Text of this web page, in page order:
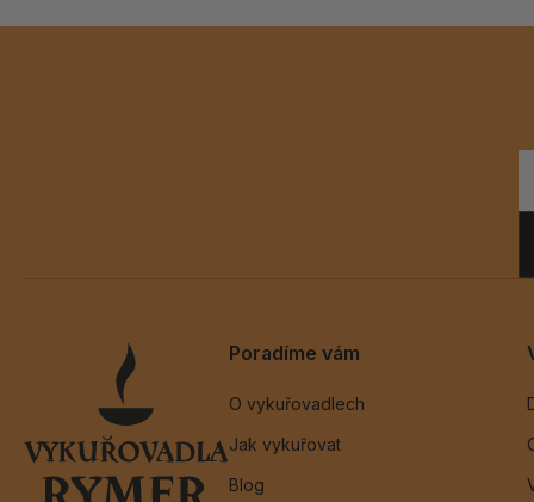
Poradíme vám
O vykuřovadlech
Jak vykuřovat
Blog